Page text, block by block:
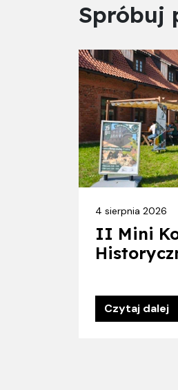
Spróbuj
4 sierpnia 2026
II Mini
Czytaj dalej